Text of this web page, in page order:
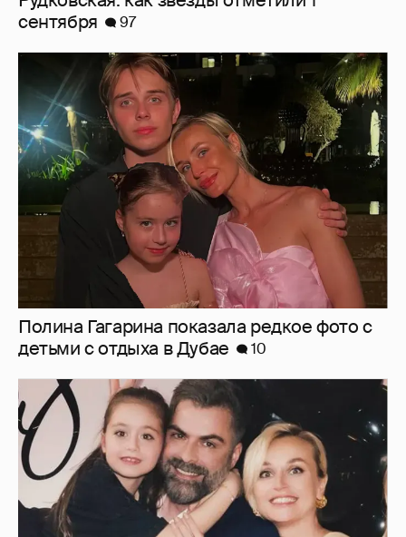
сентября
97
Полина Гагарина показала редкое фото с
детьми с отдыха в Дубае
10